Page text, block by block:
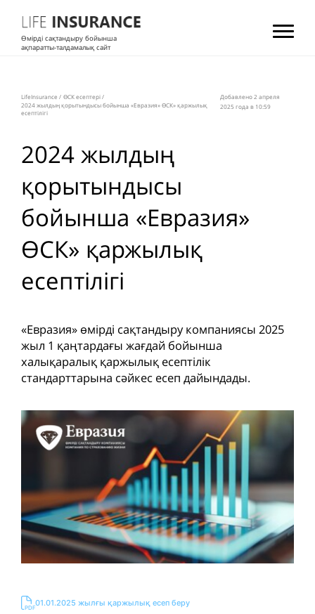
Өмірді сақтандыру бойынша
ақпаратты-талдамалық сайт
LifeInsurance / ӨСК есептері/
2024 жылдың қорытындысы бойынша «Евразия» ӨCК» қаржылық
есептілігі
Добавлено 2 апреля
2025 года в 10:59
2024 жылдың
қорытындысы
бойынша «Евразия»
ӨCК» қаржылық
есептілігі
«Евразия» өмірді сақтандыру компаниясы 2025
жыл 1 қаңтардағы жағдай бойынша
халықаралық қаржылық есептілік
стандарттарына сәйкес есеп дайындады.
01.01.2025 жылғы қаржылық есеп беру